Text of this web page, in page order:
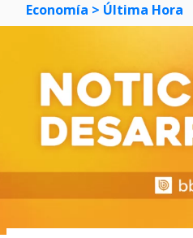
Economía > Última Hora